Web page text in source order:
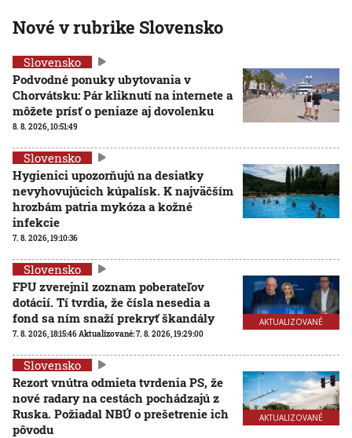
Nové v rubrike Slovensko
Slovensko
Podvodné ponuky ubytovania v
Chorvátsku: Pár kliknutí na internete a
môžete prísť o peniaze aj dovolenku
8. 8. 2026, 10:51:49
Slovensko
Hygienici upozorňujú na desiatky
nevyhovujúcich kúpalísk. K najväčším
hrozbám patria mykóza a kožné
infekcie
7. 8. 2026, 19:10:36
AKTUALIZOVANÉ
Slovensko
FPU zverejnil zoznam poberateľov
dotácií. Tí tvrdia, že čísla nesedia a
fond sa ním snaží prekryť škandály
7. 8. 2026, 18:15:46Aktualizované:7. 8. 2026, 19:29:00
AKTUALIZOVANÉ
Slovensko
Rezort vnútra odmieta tvrdenia PS, že
nové radary na cestách pochádzajú z
Ruska. Požiadal NBÚ o prešetrenie ich
pôvodu